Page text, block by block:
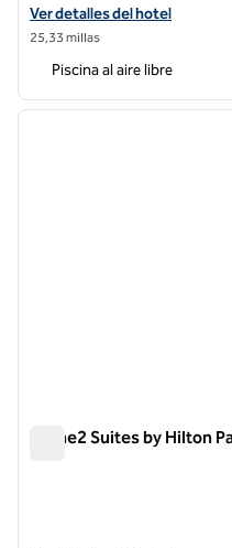
Ver detalles del hotel Hilton
Ver detalles del hotel
25,33 millas
Piscina al aire libre
1 de 12
Home2 Suites by Hilton